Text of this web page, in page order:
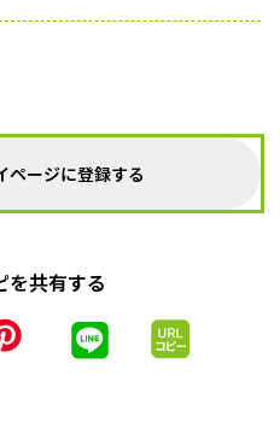
ページに登録する
を共有する